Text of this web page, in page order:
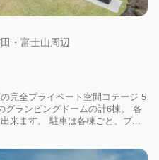
・富士山周辺
完全プライベート空間コテージ 5
グランピングドームの計6棟。 各
来ます。 駐車は各棟ごと、プ...